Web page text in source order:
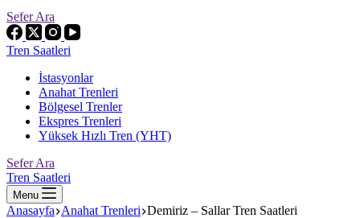
Sefer Ara
Tren Saatleri
İstasyonlar
Anahat Trenleri
Bölgesel Trenler
Ekspres Trenleri
Yüksek Hızlı Tren (YHT)
Sefer Ara
Tren Saatleri
Menu
Anasayfa Anahat Trenleri Demiriz – Sallar Tren Saatleri